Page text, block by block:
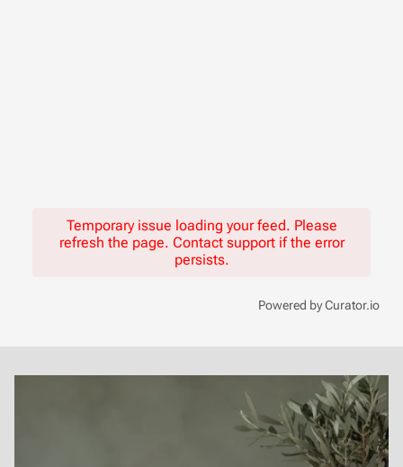
Temporary issue loading your feed. Please
refresh the page. Contact support if the error
persists.
Powered by Curator.io